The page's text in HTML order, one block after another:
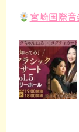
宮崎国際